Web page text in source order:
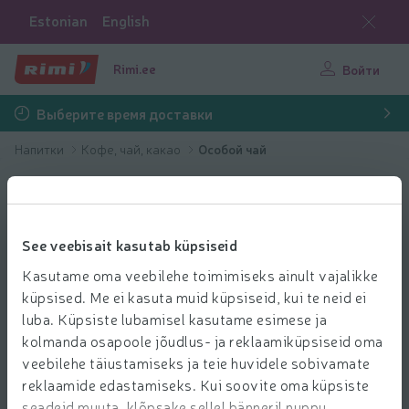
See veebisait kasutab küpsiseid
Kasutame oma veebilehe toimimiseks ainult vajalikke
küpsised. Me ei kasuta muid küpsiseid, kui te neid ei
luba. Küpsiste lubamisel kasutame esimese ja
kolmanda osapoole jõudlus- ja reklaamiküpsiseid oma
veebilehe täiustamiseks ja teie huvidele sobivamate
reklaamide edastamiseks. Kui soovite oma küpsiste
Estonian English
Rimi.ee Войти
Выберите время доставки
Напитки Кофе, чай, какао Oсобой чай